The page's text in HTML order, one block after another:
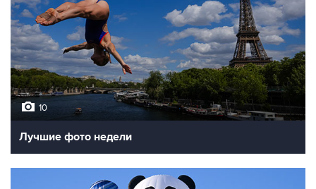
10
Лучшие фото недели